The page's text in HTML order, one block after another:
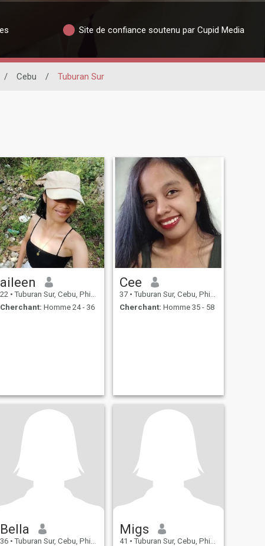
Site de confiance soutenu par Cupid Media
/ Cebu / Tuburan Sur
aileen
22 • Tuburan Sur, Cebu, Philippines
Cherchant: Homme 24 - 36
Cee
37 • Tuburan Sur, Cebu, Philippines
Cherchant: Homme 35 - 58
Bella
36 • Tuburan Sur, Cebu, Philippines
Migs
41 • Tuburan Sur, Cebu, Philippines